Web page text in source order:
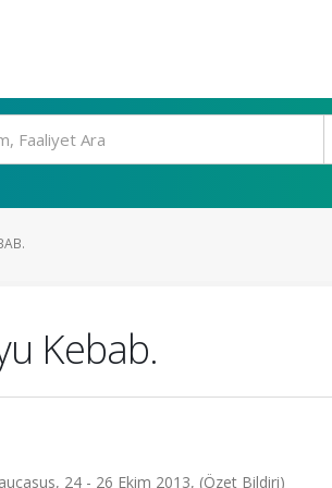
Kebab.
24 - 26 Ekim 2013, (Özet Bildiri)